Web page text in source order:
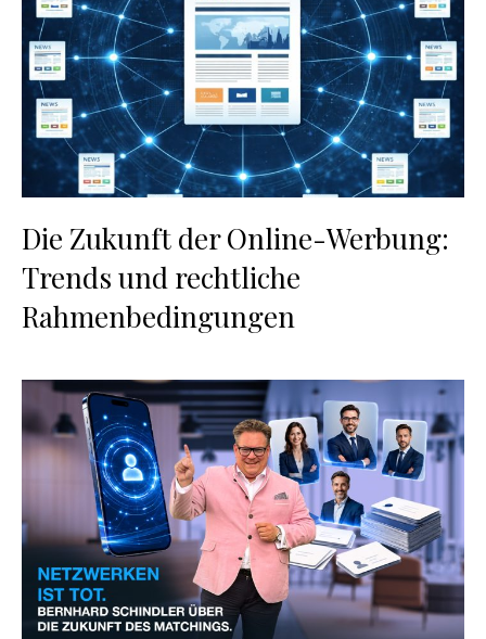
Die Zukunft der Online-Werbung:
Trends und rechtliche
Rahmenbedingungen